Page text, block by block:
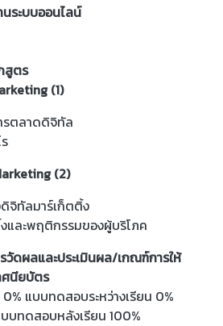
นระบบออนไลน์
สูตร
(1)
รตลาดดิจิทัล
(2)
จิทัลมาร์เก็ตติ้ง
และพฤติกรรมของผู้บริโภค
วัดผลและประเมินผล/เกณฑ์การให้
ศนียบัตร
แบบทดสอบระหว่างเรียน 0%
บทดสอบหลังเรียน 100%